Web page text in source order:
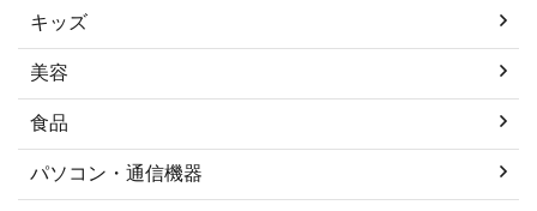
キッズ
美容
食品
パソコン・通信機器